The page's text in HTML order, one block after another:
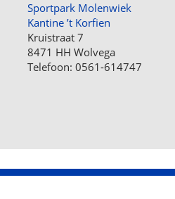
Sportpark Molenwiek
Kantine ’t Korfien
Kruistraat 7
8471 HH Wolvega
Telefoon: 0561-614747